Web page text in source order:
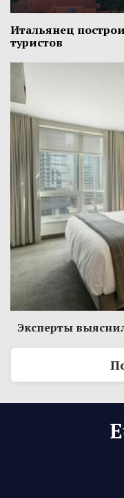
Итальянец
туристов
Эксперты